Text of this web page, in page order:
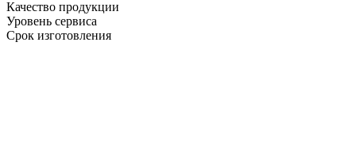
Качество продукции
Уровень сервиса
Срок изготовления